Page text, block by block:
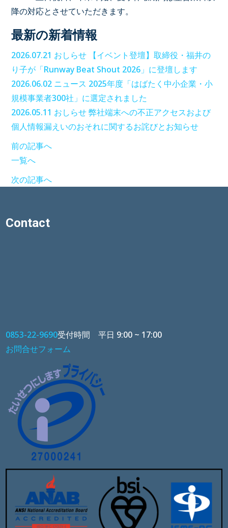
降の対応とさせていただきます。
最新の新着情報
2026.07.21 おしらせ
【イベント登壇】取締役・福井の
り子が「Runway Beat Shout 2026」に登壇します
2026.06.02 ニュース 2025年度「はばたく中小企業・小
規模事業者300社」に選定されました
2026.05.11 おしらせ弊社端末への不正アクセスおよび
個人情報漏えいのおそれに関するお詫びとお知らせ
前の記事へ
一覧へ
次の記事へ
Contact
0853-22-9690受付時間 平日 9:00 ~ 17:00
お問合せフォーム